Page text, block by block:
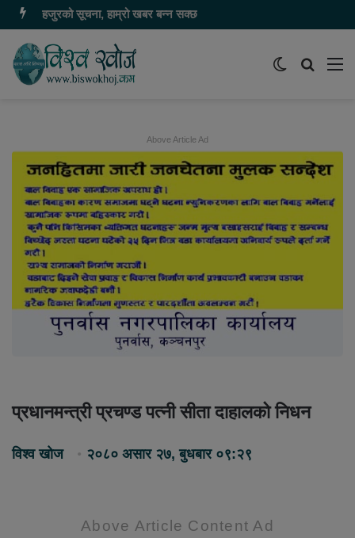
हजुरको सूचना, हाम्रो खबर बन्न सक्छ
समाचार
Switch
Above Article Ad
प्रधानमन्त्री प्रचण्ड पत्नी सीता दाहालको निधन
विश्व खोज २०८० असार २७, बुधबार ०९:२९
Above Article Content Ad